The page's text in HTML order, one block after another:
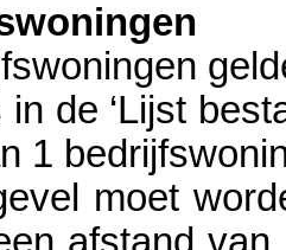
de ‘Lijst
1
moet